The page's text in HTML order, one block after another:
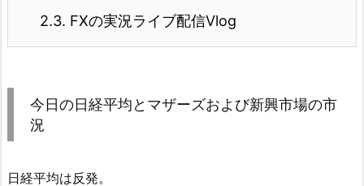
2.3. FXの実況ライブ配信Vlog
今日の日経平均とマザーズおよび新興市場の市
況
日経平均は反発。